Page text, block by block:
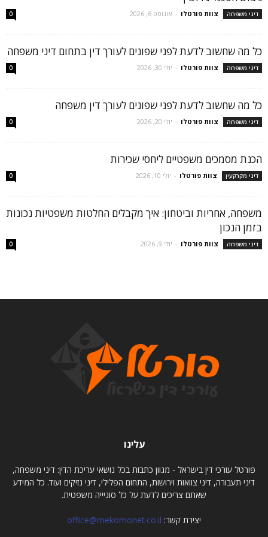
דיני משפחה צוות פורטלו - אוגוסט 6, 2026 0
כל מה שחשוב לדעת לפני שפונים לעורך דין בתחום דיני משפחה
דיני משפחה צוות פורטלו - יולי 30, 2026 0
כל מה שחשוב לדעת לפני שפונים לעורך דין משפחה
דיני משפחה צוות פורטלו - יולי 20, 2026 0
הכנת מסמכים משפטיים ליחסי שכירות
דיני מקרקעין צוות פורטלו - יולי 10, 2026 0
משפחה, אחריות וביטחון: איך מקבלים החלטות משפטיות נכונות
בזמן הנכון
דיני משפחה צוות פורטלו - יולי 9, 2026 0
עלינו
פורטל עורכי דין בישראל - מגוון כתבות בכל נושאי עריכת הדין: דיני משפחה,
דיני תעבורה, דיני צוואות וירושות, התחום הפלילי, דיני נזיקים ועוד. כל המידע
שאתם צריכים לדעת על כל סוגיייה משפטית.
יצירת קשר: office@mekomonet.co.il